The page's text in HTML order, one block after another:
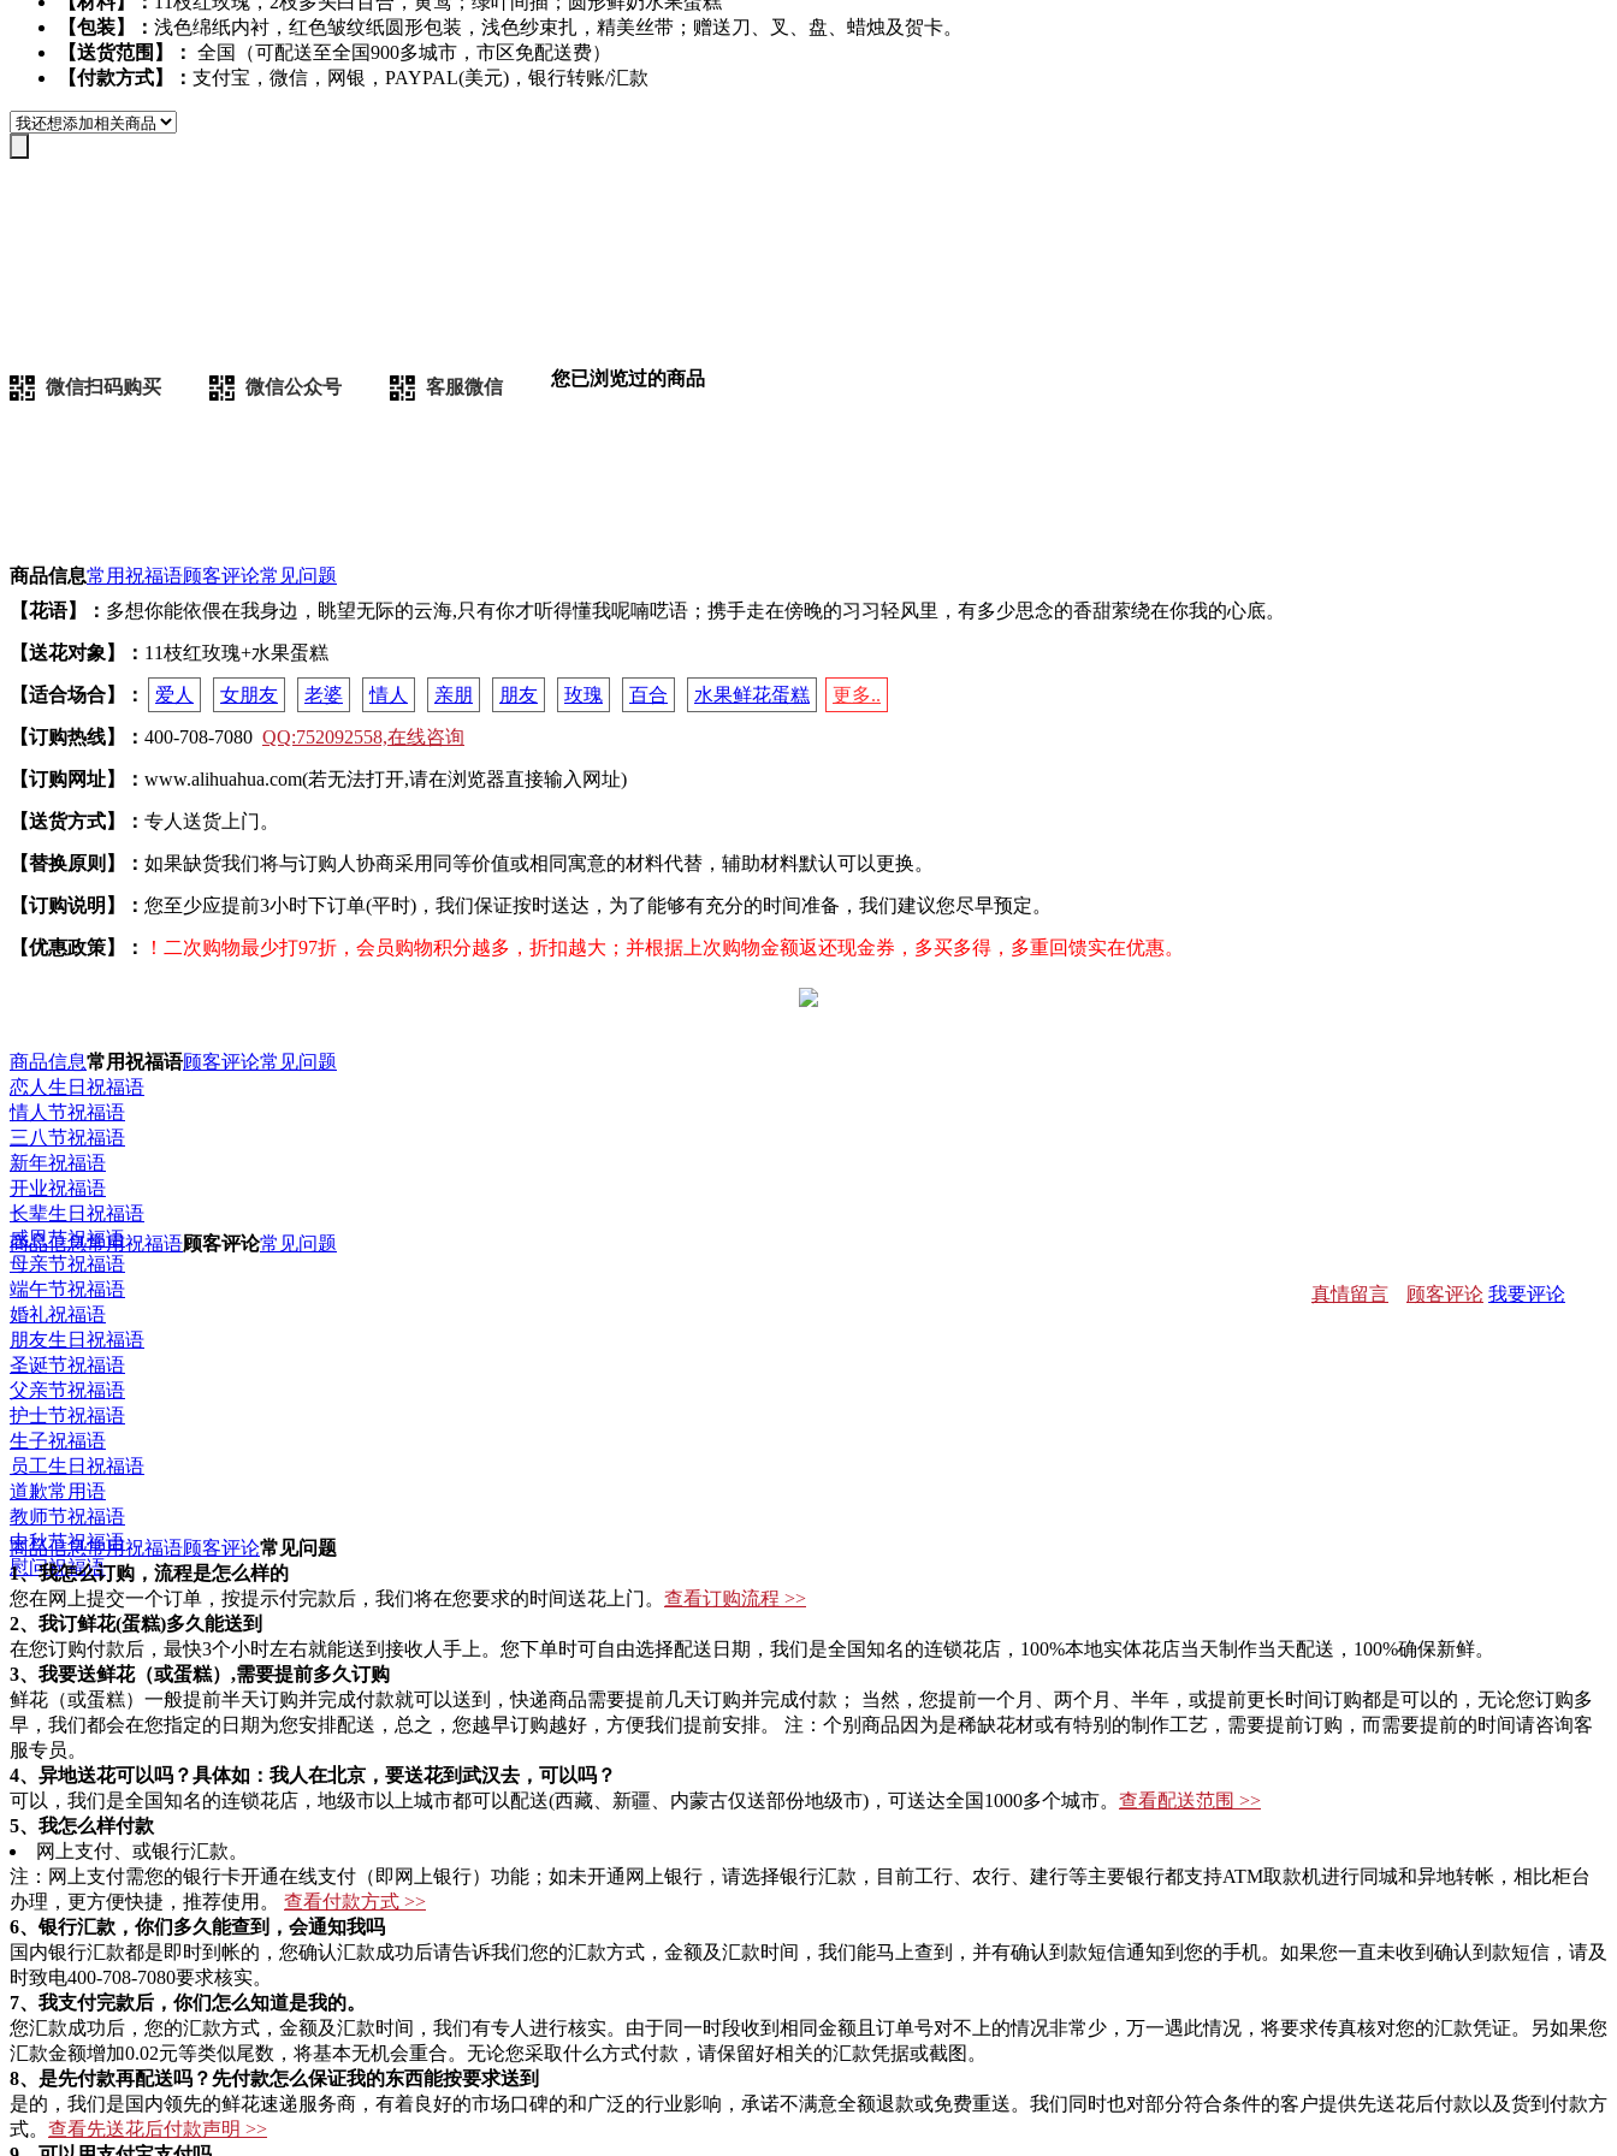
【包装】： 浅色绵纸内衬，红色皱纹纸圆形包装，浅色纱束扎，精美丝带；赠送刀、叉、盘、蜡烛及贺卡。
【送货范围】： 全国（可配送至全国900多城市，市区免配送费）
【付款方式】： 支付宝，微信，网银，PAYPAL(美元)，银行转账/汇款
微信扫码购买 微信公众号 客服微信 您已浏览过的商品
商品信息常用祝福语顾客评论常见问题
【花语】： 多想你能依偎在我身边，眺望无际的云海,只有你才听得懂我呢喃呓语；携手走在傍晚的习习轻风里，有多少思念的香甜萦绕在你我的心底。
【送花对象】： 11枝红玫瑰+水果蛋糕
【适合场合】： 爱人 女朋友 老婆 情人 亲朋 朋友 玫瑰 百合 水果鲜花蛋糕 更多..
【订购热线】： 400-708-7080 QQ:752092558,在线咨询
【订购网址】： www.alihuahua.com(若无法打开,请在浏览器直接输入网址)
【送货方式】： 专人送货上门。
【替换原则】： 如果缺货我们将与订购人协商采用同等价值或相同寓意的材料代替，辅助材料默认可以更换。
【订购说明】： 您至少应提前3小时下订单(平时)，我们保证按时送达，为了能够有充分的时间准备，我们建议您尽早预定。
【优惠政策】： ！二次购物最少打97折，会员购物积分越多，折扣越大；并根据上次购物金额返还现金券，多买多得，多重回馈实在优惠。
商品信息常用祝福语顾客评论常见问题
恋人生日祝福语
情人节祝福语
三八节祝福语
新年祝福语
开业祝福语
长辈生日祝福语
感恩节祝福语
母亲节祝福语
端午节祝福语
婚礼祝福语
朋友生日祝福语
圣诞节祝福语
父亲节祝福语
护士节祝福语
生子祝福语
员工生日祝福语
道歉常用语
教师节祝福语
中秋节祝福语
慰问祝福语
商品信息常用祝福语顾客评论常见问题
真情留言 顾客评论 我要评论
商品信息常用祝福语顾客评论常见问题
1、我怎么订购，流程是怎么样的
您在网上提交一个订单，按提示付完款后，我们将在您要求的时间送花上门。 查看订购流程 >>
2、我订鲜花(蛋糕)多久能送到
在您订购付款后，最快3个小时左右就能送到接收人手上。您下单时可自由选择配送日期，我们是全国知名的连锁花店，100%本地实体花店当天制作当天配送，100%确保新鲜。
3、我要送鲜花（或蛋糕）,需要提前多久订购
鲜花（或蛋糕）一般提前半天订购并完成付款就可以送到，快递商品需要提前几天订购并完成付款； 当然，您提前一个月、两个月、半年，或提前更长时间订购都是可以的，无论您订购多
早，我们都会在您指定的日期为您安排配送，总之，您越早订购越好，方便我们提前安排。 注：个别商品因为是稀缺花材或有特别的制作工艺，需要提前订购，而需要提前的时间请咨询客
服专员。
4、异地送花可以吗？具体如：我人在北京，要送花到武汉去，可以吗？
可以，我们是全国知名的连锁花店，地级市以上城市都可以配送(西藏、新疆、内蒙古仅送部份地级市)，可送达全国1000多个城市。 查看配送范围 >>
5、我怎么样付款
网上支付、或银行汇款。
注：网上支付需您的银行卡开通在线支付（即网上银行）功能；如未开通网上银行，请选择银行汇款，目前工行、农行、建行等主要银行都支持ATM取款机进行同城和异地转帐，相比柜台
办理，更方便快捷，推荐使用。 查看付款方式 >>
6、银行汇款，你们多久能查到，会通知我吗
国内银行汇款都是即时到帐的，您确认汇款成功后请告诉我们您的汇款方式，金额及汇款时间，我们能马上查到，并有确认到款短信通知到您的手机。如果您一直未收到确认到款短信，请及
时致电400-708-7080要求核实。
7、我支付完款后，你们怎么知道是我的。
您汇款成功后，您的汇款方式，金额及汇款时间，我们有专人进行核实。由于同一时段收到相同金额且订单号对不上的情况非常少，万一遇此情况，将要求传真核对您的汇款凭证。另如果您
汇款金额增加0.02元等类似尾数，将基本无机会重合。无论您采取什么方式付款，请保留好相关的汇款凭据或截图。
8、是先付款再配送吗？先付款怎么保证我的东西能按要求送到
是的，我们是国内领先的鲜花速递服务商，有着良好的市场口碑的和广泛的行业影响，承诺不满意全额退款或免费重送。我们同时也对部分符合条件的客户提供先送花后付款以及货到付款方
式。 查看先送花后付款声明 >>